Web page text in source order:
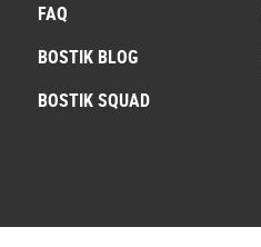
FAQ
BOSTIK BLOG
BOSTIK SQUAD